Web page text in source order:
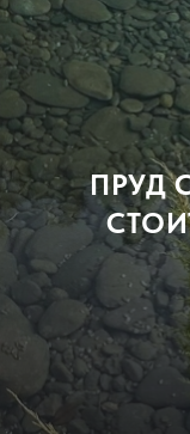
ПРУД